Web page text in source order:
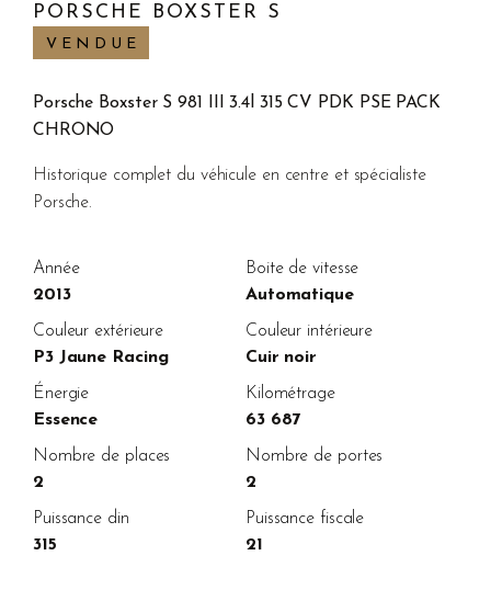
PORSCHE BOXSTER S
VENDUE
Année
2013
Boite de vitesse
Automatique
Couleur extérieure
P3 Jaune Racing
Couleur intérieure
Cuir noir
Énergie
Essence
Kilométrage
63 687
Nombre de places
2
Nombre de portes
2
Puissance din
315
Puissance fiscale
21
Porsche Boxster S 981 III 3.4l 315 CV PDK PSE PACK
CHRONO
Historique complet du véhicule en centre et spécialiste
Porsche.